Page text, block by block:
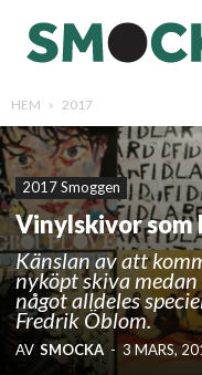
HEM 2017
2017 Smoggen
Vinylskivor som
Känslan av att
nyköpt skiva
något alldeles
Fredrik Öblom.
AV SMOCKA - 3 MARS,